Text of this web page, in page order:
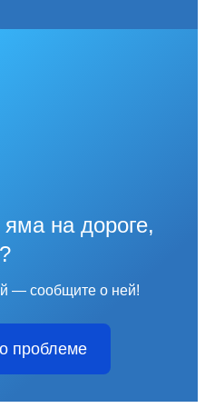
на дороге,
— сообщите о ней!
проблеме